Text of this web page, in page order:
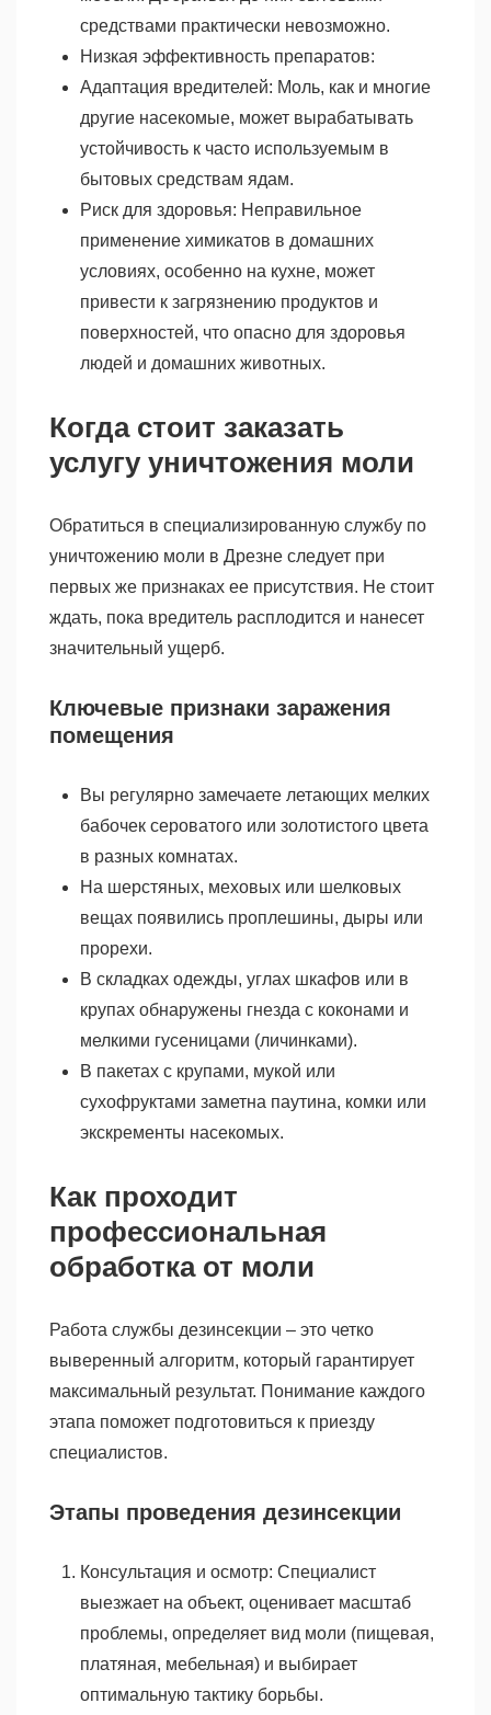
средствами практически невозможно.
Низкая эффективность препаратов:
Адаптация вредителей: Моль, как и многие
другие насекомые, может вырабатывать
устойчивость к часто используемым в
бытовых средствам ядам.
Риск для здоровья: Неправильное
применение химикатов в домашних
условиях, особенно на кухне, может
привести к загрязнению продуктов и
поверхностей, что опасно для здоровья
людей и домашних животных.
Когда стоит заказать
услугу уничтожения моли
Обратиться в специализированную службу по
уничтожению моли в Дрезне следует при
первых же признаках ее присутствия. Не стоит
ждать, пока вредитель расплодится и нанесет
значительный ущерб.
Ключевые признаки заражения
помещения
Вы регулярно замечаете летающих мелких
бабочек сероватого или золотистого цвета
в разных комнатах.
На шерстяных, меховых или шелковых
вещах появились проплешины, дыры или
прорехи.
В складках одежды, углах шкафов или в
крупах обнаружены гнезда с коконами и
мелкими гусеницами (личинками).
В пакетах с крупами, мукой или
сухофруктами заметна паутина, комки или
экскременты насекомых.
Как проходит
профессиональная
обработка от моли
Работа службы дезинсекции – это четко
выверенный алгоритм, который гарантирует
максимальный результат. Понимание каждого
этапа поможет подготовиться к приезду
специалистов.
Этапы проведения дезинсекции
Консультация и осмотр: Специалист
выезжает на объект, оценивает масштаб
проблемы, определяет вид моли (пищевая,
платяная, мебельная) и выбирает
оптимальную тактику борьбы.